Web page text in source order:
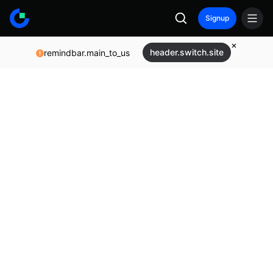
Signup
remindbar.main_to_us header.switch.site